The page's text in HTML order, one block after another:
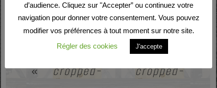
«cropped-
cropped-
d’audience. Cliquez sur "Accepter” ou continuez votre
navigation pour donner votre consentement. Vous pouvez
modifier vos préférences à tout moment sur notre site.
Régler des cookies
J'accepte